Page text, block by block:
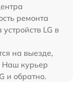
ремонта
LG в
на выезде,
Наш курьер
и обратно.